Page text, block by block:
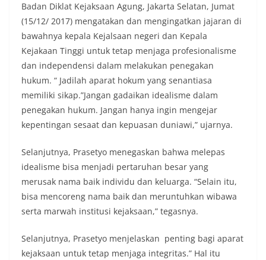
Badan Diklat Kejaksaan Agung, Jakarta Selatan, Jumat
(15/12/ 2017) mengatakan dan mengingatkan jajaran di
bawahnya kepala Kejalsaan negeri dan Kepala
Kejakaan Tinggi untuk tetap menjaga profesionalisme
dan independensi dalam melakukan penegakan
hukum. “ Jadilah aparat hokum yang senantiasa
memiliki sikap.”Jangan gadaikan idealisme dalam
penegakan hukum. Jangan hanya ingin mengejar
kepentingan sesaat dan kepuasan duniawi,” ujarnya.
Selanjutnya, Prasetyo menegaskan bahwa melepas
idealisme bisa menjadi pertaruhan besar yang
merusak nama baik individu dan keluarga. “Selain itu,
bisa mencoreng nama baik dan meruntuhkan wibawa
serta marwah institusi kejaksaan,” tegasnya.
Selanjutnya, Prasetyo menjelaskan penting bagi aparat
kejaksaan untuk tetap menjaga integritas.” Hal itu